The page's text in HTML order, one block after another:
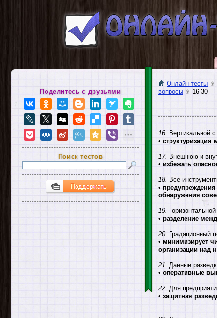
Онлайн-тесты
вопросы
16-30
16. Вертикальной
• структуризация
17. Внешнюю и
• избежать
18. Все
•
обнаружения
19.
• разделение
20. Градационный
• минимизирует
организации над
21.
Данные
• оперативные
22. Для
• защитная
Поделитесь с друзьями
Поиск тестов